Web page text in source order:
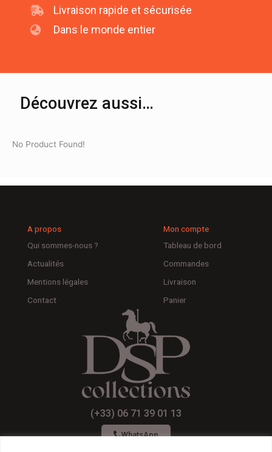
Livraison rapide et sécurisée
Dans le monde entier
Découvrez aussi…
No Product Found!
A propos
Qui sommes-nous ?
Actualités
Mentions légales
Contact
Mon compte
Tableau de bord
Commandes
Livraison
Panier
(+33) 06 71 39 01 13
WhatsApp